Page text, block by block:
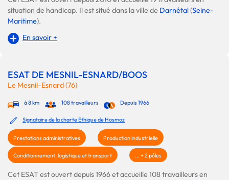
situation de handicap. Il est situé dans la ville de Darnétal(Seine-
Maritime).
En savoir +
ESAT DE MESNIL-ESNARD/BOOS
Le Mesnil-Esnard (76)
à 8 km 108 travailleurs Depuis 1966
Signataire de la charte Ethique de Hosmoz
Prestations administratives Production industrielle
Conditionnement, logistique et transport ... + 2 pôles
Cet ESAT est ouvert depuis 1966 et accueille 108 travailleurs en